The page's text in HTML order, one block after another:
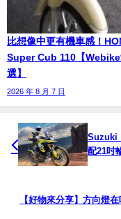
比想像中更有機車感！
Super Cub 110【
選】
2026 年 8 月 7 日
Suzuki
配21吋
【好物來分享】方向燈